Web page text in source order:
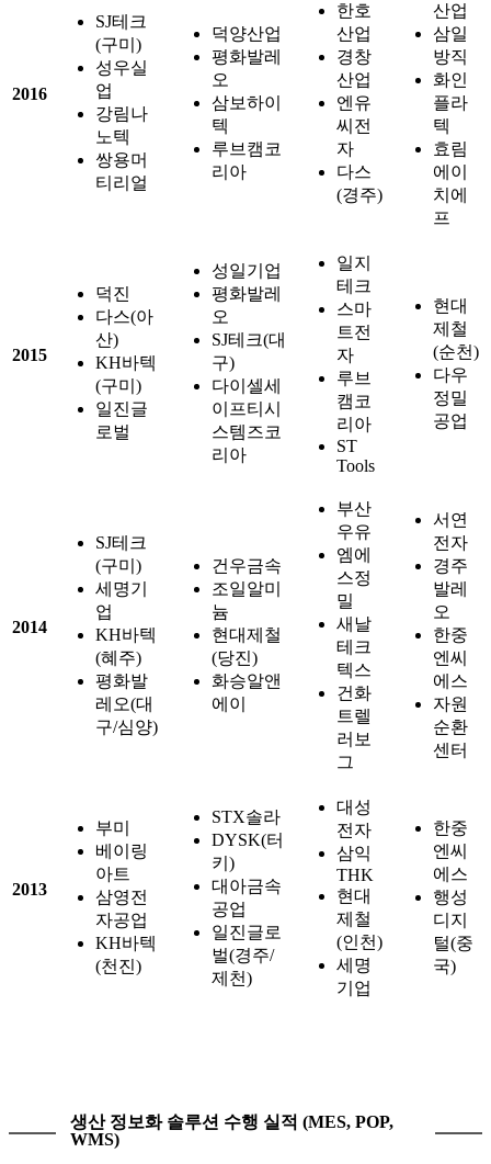
2016
SJ테크
(구미)
성우실
업
강림나
노텍
쌍용머
티리얼
덕양산업
평화발레
오
삼보하이
텍
루브캠코
리아
한호
산업
경창
산업
엔유
씨전
자
다스
(경주)
산업
삼일
방직
화인
플라
텍
효림
에이
치에
프
2015
덕진
다스(아
산)
KH바텍
(구미)
일진글
로벌
성일기업
평화발레
오
SJ테크(대
구)
다이셀세
이프티시
스템즈코
리아
일지
테크
스마
트전
자
루브
캠코
리아
ST
Tools
현대
제철
(순천)
다우
정밀
공업
2014
SJ테크
(구미)
세명기
업
KH바텍
(혜주)
평화발
레오(대
구/심양)
건우금속
조일알미
늄
현대제철
(당진)
화승알앤
에이
부산
우유
엠에
스정
밀
새날
테크
텍스
건화
트렐
러보
그
서연
전자
경주
발레
오
한중
엔씨
에스
자원
순환
센터
2013
부미
베이링
아트
삼영전
자공업
KH바텍
(천진)
STX솔라
DYSK(터
키)
대아금속
공업
일진글로
벌(경주/
제천)
대성
전자
삼익
THK
현대
제철
(인천)
세명
기업
한중
엔씨
에스
행성
디지
털(중
국)
생산 정보화 솔루션 수행 실적 (MES, POP,
WMS)